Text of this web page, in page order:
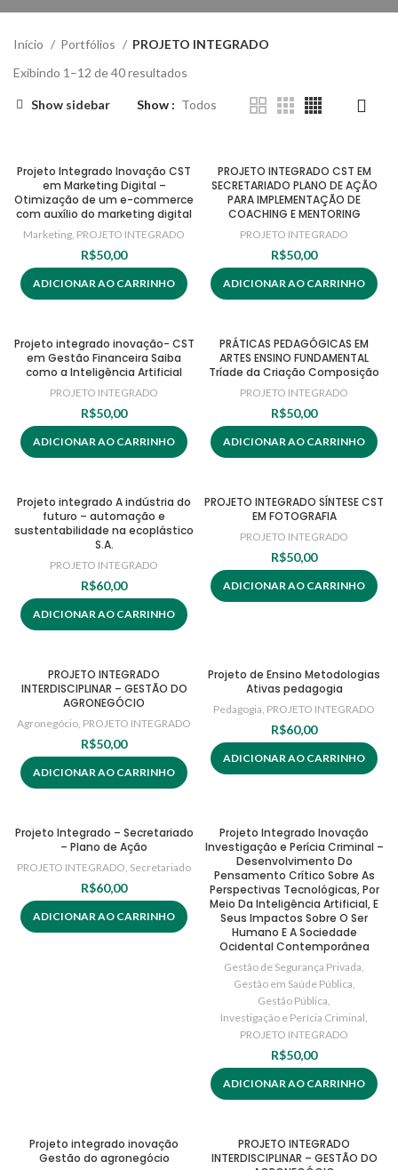
Início Portfólios
PROJETO INTEGRADO
Exibindo 1–12 de 40 resultados
Show sidebar Show Todos
Projeto Integrado Inovação CST
em Marketing Digital –
Otimização de um e-commerce
com auxílio do marketing digital
Marketing, PROJETO INTEGRADO
R$50,00
ADICIONAR AO CARRINHO
PROJETO INTEGRADO CST EM
SECRETARIADO PLANO DE AÇÃO
PARA IMPLEMENTAÇÃO DE
COACHING E MENTORING
PROJETO INTEGRADO
R$50,00
ADICIONAR AO CARRINHO
Projeto integrado inovação- CST
em Gestão Financeira Saiba
como a Inteligência Artificial
PROJETO INTEGRADO
R$50,00
ADICIONAR AO CARRINHO
PRÁTICAS PEDAGÓGICAS EM
ARTES ENSINO FUNDAMENTAL
Tríade da Criação Composição
PROJETO INTEGRADO
R$50,00
ADICIONAR AO CARRINHO
Projeto integrado A indústria do
futuro – automação e
sustentabilidade na ecoplástico
S.A.
PROJETO INTEGRADO
R$60,00
ADICIONAR AO CARRINHO
PROJETO INTEGRADO SÍNTESE CST
EM FOTOGRAFIA
PROJETO INTEGRADO
R$50,00
ADICIONAR AO CARRINHO
PROJETO INTEGRADO
INTERDISCIPLINAR – GESTÃO DO
AGRONEGÓCIO
Agronegócio, PROJETO INTEGRADO
R$50,00
ADICIONAR AO CARRINHO
Projeto de Ensino Metodologias
Ativas pedagogia
Pedagogia, PROJETO INTEGRADO
R$60,00
ADICIONAR AO CARRINHO
Projeto Integrado – Secretariado
– Plano de Ação
PROJETO INTEGRADO, Secretariado
R$60,00
ADICIONAR AO CARRINHO
Projeto Integrado Inovação
Investigação e Perícia Criminal –
Desenvolvimento Do
Pensamento Crítico Sobre As
Perspectivas Tecnológicas, Por
Meio Da Inteligência Artificial, E
Seus Impactos Sobre O Ser
Humano E A Sociedade
Ocidental Contemporânea
Gestão de Segurança Privada,
Gestão em Saúde Pública,
Gestão Pública,
Investigação e Perícia Criminal,
PROJETO INTEGRADO
R$50,00
ADICIONAR AO CARRINHO
Projeto integrado inovação
Gestão do agronegócio
PROJETO INTEGRADO
INTERDISCIPLINAR – GESTÃO DO